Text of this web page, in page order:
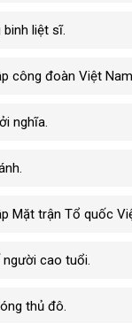
liệt sĩ.
công đoàn Việt
nghĩa.
Mặt trận Tổ quốc
người cao tuổi.
thủ đô.